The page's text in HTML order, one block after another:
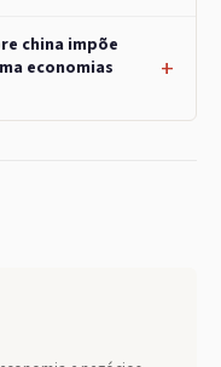
china impõe
economias